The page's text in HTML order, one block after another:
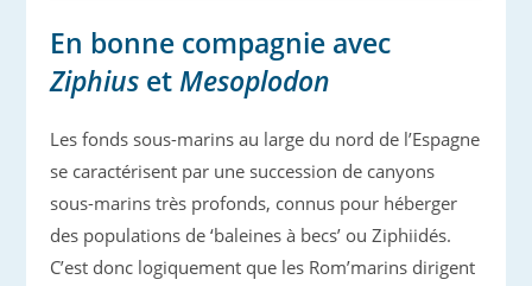
En bonne compagnie avec
Ziphius etMesoplodon
Les fonds sous-marins au large du nord de l’Espagne
se caractérisent par une succession de canyons
sous-marins très profonds, connus pour héberger
des populations de ‘baleines à becs’ ou Ziphiidés.
C’est donc logiquement que les Rom’marins dirigent